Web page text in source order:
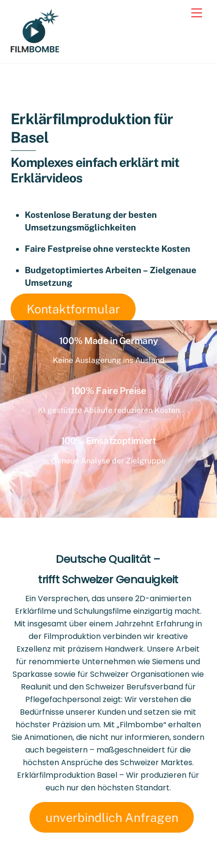
content
Erklärfilmproduktion für
Basel
Komplexes einfach erklärt mit
Erklärvideos
Kostenlose Beratung der besten
Umsetzungsmöglichkeiten
Faire Festpreise ohne versteckte Kosten
Budgetoptimiertes Arbeiten – Zielgenaue
Umsetzung
Kontaktformular
100% Made in Germany
Keine Auslagerung ins Ausland
100% Faire Preise
KI gestützte Abläufe reduzieren Kosten
100% Einsatzoptimiert
Genaue Analyse der Zielgruppe
Deutsche Qualität –
trifft Schweizer Genauigkeit
Ein Versprechen, das unsere 2D-animierten
Erklärfilme und Schulungsfilme einzigartig macht.
Mit insgesamt über einem Jahrzehnt Erfahrung in
der Filmproduktion verbinden wir kreative
Exzellenz mit präzisem Handwerk. Unsere Arbeit
für renommierte Unternehmen wie Siemens und
Sparkasse sowie für Schweizer Organisationen wie
Realunit und den Schweizer Berufsverband für
Pflegefachpersonal zeigt: Wir verstehen die
Bedürfnisse unserer Kunden und setzen sie mit
höchster Präzision um. Mit „Filmbombe“ erhalten
Sie Animationen, die nicht nur informieren, sondern
auch begeistern – maßgeschneidert für die
höchsten Ansprüche des Schweizer Marktes.
Erklärfilmproduktion Basel – Wir produzieren für
euch nur den höchsten Standart.
unverbindlich Anfragen